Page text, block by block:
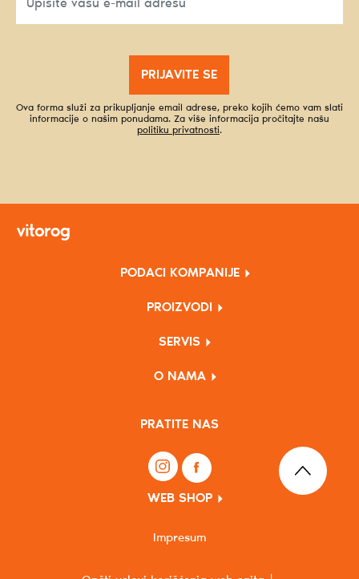
PRIJAVITE SE
Ova forma služi za prikupljanje email adrese, preko kojih ćemo vam slati
informacije o našim ponudama. Za više informacija pročitajte našu
politiku privatnosti.
PODACI KOMPANIJE
PROIZVODI
SERVIS
O NAMA
PRATITE NAS
WEB SHOP
Impresum